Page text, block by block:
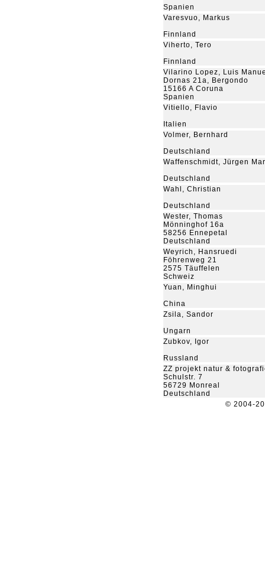
Spanien
Varesvuo, Markus
Finnland
Viherto, Tero
Finnland
Vilarino Lopez, Luis
Dornas 21a, Bergondo
15166 A Coruna
Spanien
Vitiello, Flavio
Italien
Volmer, Bernhard
Deutschland
Waffenschmidt, Jürgen
Deutschland
Wahl, Christian
Deutschland
Wester, Thomas
Mönninghof 16a
58256 Ennepetal
Deutschland
Weyrich, Hansruedi
Föhrenweg 21
2575 Täuffelen
Schweiz
Yuan, Minghui
China
Zsila, Sandor
Ungarn
Zubkov, Igor
Russland
ZZ projekt natur &
Schulstr. 7
56729 Monreal
Deutschland
© 2004-